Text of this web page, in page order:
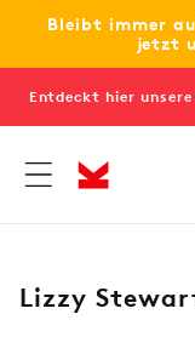
zum
Bleibt immer
jetzt
Entdeckt hier
K
Lizzy